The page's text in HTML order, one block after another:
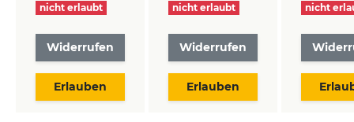
nicht erlaubt
Widerrufen
Erlauben
nicht erlaubt
Widerrufen
Erlauben
nicht